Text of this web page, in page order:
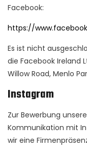
Facebook:
https://
Es ist nicht
die Facebook Ireland
Willow Road, Menlo
Instagram
Zur Bewerbung
Kommunikation mit
wir eine